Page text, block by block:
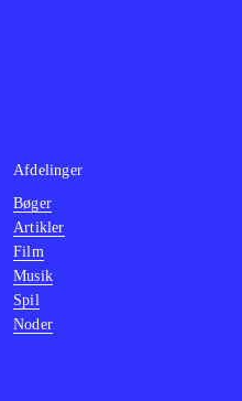
Afdelinger
Bøger
Artikler
Film
Musik
Spil
Noder